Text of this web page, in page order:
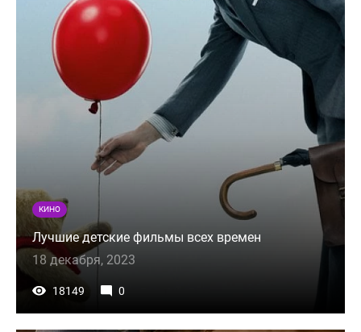
КИНО
Лучшие детские фильмы всех времен
18 декабря, 2023
18149 0